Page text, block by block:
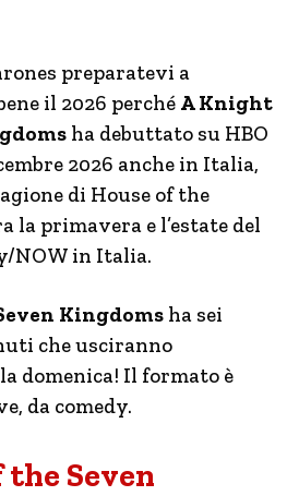
preparatevi a
il 2026 perché A Knight
ha debuttato su HBO
2026 anche in Italia,
di House of the
la primavera e l’estate del
NOW in Italia.
Kingdoms ha sei
che usciranno
domenica! Il formato è
da comedy.
Seven